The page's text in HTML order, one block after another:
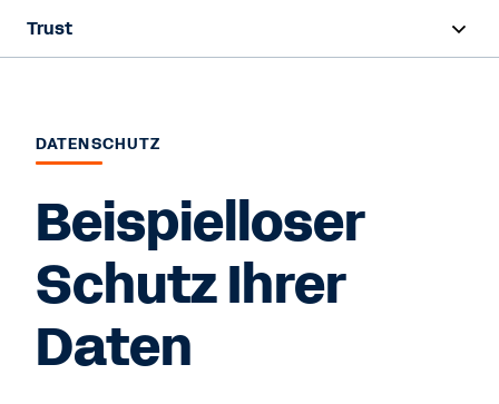
Trust
Sicherheit
Compliance
DATENSCHUTZ
Beispielloser
Schutz Ihrer
Daten